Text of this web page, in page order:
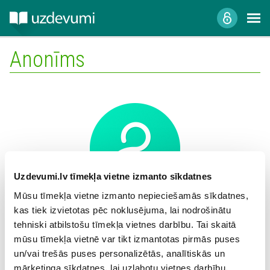
Uzdevumi.lv tīmekļa vietne izmanto sīkdatnes
Mūsu tīmekļa vietne izmanto nepieciešamās sīkdatnes,
kas tiek izvietotas pēc noklusējuma, lai nodrošinātu
tehniski atbilstošu tīmekļa vietnes darbību. Tai skaitā
mūsu tīmekļa vietnē var tikt izmantotas pirmās puses
un/vai trešās puses personalizētās, analītiskās un
mārketinga sīkdatnes, lai uzlabotu vietnes darbību,
Anonīms
Mācību iestāde: